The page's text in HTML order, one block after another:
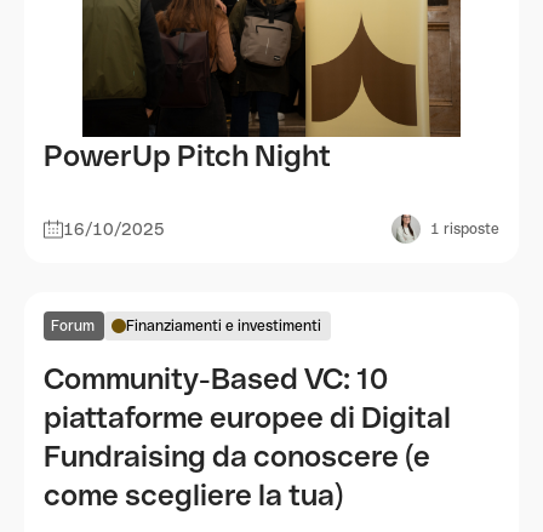
PowerUp Pitch Night
16/10/2025 1 risposte
Forum Finanziamenti e investimenti
Community-Based VC: 10
piattaforme europee di Digital
Fundraising da conoscere (e
come scegliere la tua)